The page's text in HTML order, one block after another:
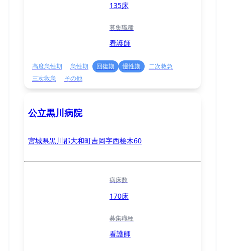
135床
募集職種
看護師
高度急性期 急性期 回復期 慢性期
二次救急
三次救急
その他
公立黒川病院
宮城県黒川郡大和町吉岡字西桧木60
病床数
170床
募集職種
看護師